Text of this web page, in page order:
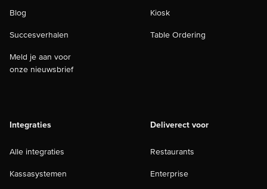
Blog
Succesverhalen
Meld je aan voor
onze nieuwsbrief
Kiosk
Table Ordering
Integraties
Alle integraties
Kassasystemen
Deliverect voor
Restaurants
Enterprise